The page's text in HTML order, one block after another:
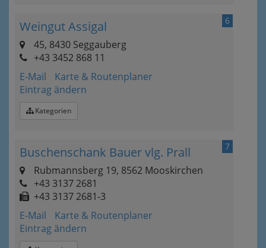
6
Weingut Assigal
45, 8430 Seggauberg
+43 3452 868 11
E-Mail
Karte & Routenplaner
Eintrag ändern
Kategorien
7
Buschenschank Bauer vlg. Prall
Rubmannsberg 19, 8562 Mooskirchen
+43 3137 2681
+43 3137 2681-3
E-Mail
Karte & Routenplaner
Eintrag ändern